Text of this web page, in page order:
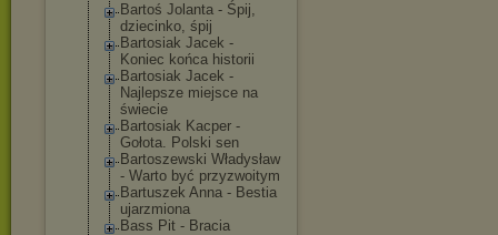
Bartoś Jolanta - Śpij,
dziecinko, śpij
Bartosiak Jacek -
Koniec końca historii
Bartosiak Jacek -
Najlepsze miejsce na
świecie
Bartosiak Kacper -
Gołota. Polski sen
Bartoszewski Władysław
- Warto być przyzwoitym
Bartuszek Anna - Bestia
ujarzmiona
Bass Pit - Bracia